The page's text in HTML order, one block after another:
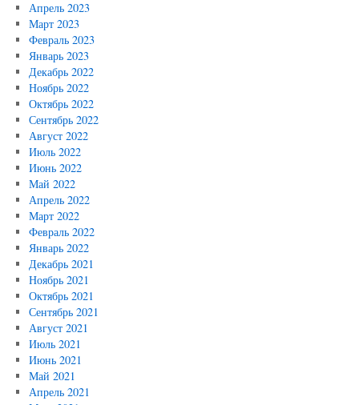
Апрель 2023
Март 2023
Февраль 2023
Январь 2023
Декабрь 2022
Ноябрь 2022
Октябрь 2022
Сентябрь 2022
Август 2022
Июль 2022
Июнь 2022
Май 2022
Апрель 2022
Март 2022
Февраль 2022
Январь 2022
Декабрь 2021
Ноябрь 2021
Октябрь 2021
Сентябрь 2021
Август 2021
Июль 2021
Июнь 2021
Май 2021
Апрель 2021